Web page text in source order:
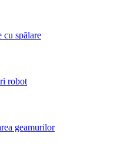
cu spălare
robot
geamurilor